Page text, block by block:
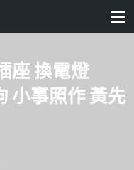
座 換電燈
小事照作 黃先